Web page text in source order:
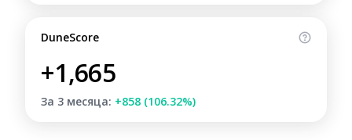
DuneScore
+1,665
За 3 месяца: +858 (106.32%)